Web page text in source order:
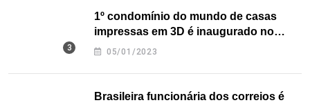
1º condomínio do mundo de casas
impressas em 3D é inaugurado no
Texas
05/01/2023
Brasileira funcionária dos correios é